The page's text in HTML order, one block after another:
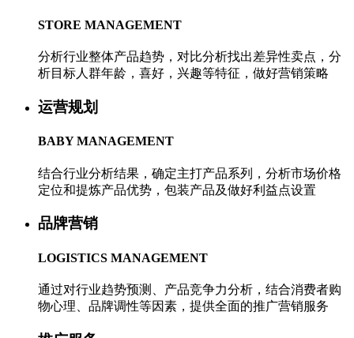
STORE MANAGEMENT
分析行业整体产品趋势，对比分析找出差异性卖点，分
析目标人群年龄，喜好，兴趣等特征，做好营销策略
运营规划
BABY MANAGEMENT
结合行业分析结果，确定主打产品系列，分析市场价格
定位和提炼产品优势，包装产品及做好利益点设置
品牌营销
LOGISTICS MANAGEMENT
通过对行业趋势预测、产品竞争力分析，结合消费者购
物心理、品牌调性等因素，提供全面的推广营销服务